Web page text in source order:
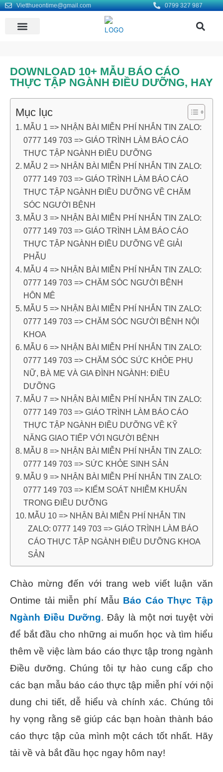
Vietthueontime@gmail.com 0799 327 987
DOWNLOAD 10+ MẪU BÁO CÁO
THỰC TẬP NGÀNH ĐIỀU DƯỠNG, HAY
Mục lục
MẪU 1 => NHẬN BÀI MIỄN PHÍ NHẮN TIN ZALO:
0777 149 703 => GIÁO TRÌNH LÀM BÁO CÁO
THỰC TẬP NGÀNH ĐIỀU DƯỠNG
MẪU 2 => NHẬN BÀI MIỄN PHÍ NHẮN TIN ZALO:
0777 149 703 => GIÁO TRÌNH LÀM BÁO CÁO
THỰC TẬP NGÀNH ĐIỀU DƯỠNG VỀ CHĂM
SÓC NGƯỜI BỆNH
MẪU 3 => NHẬN BÀI MIỄN PHÍ NHẮN TIN ZALO:
0777 149 703 => GIÁO TRÌNH LÀM BÁO CÁO
THỰC TẬP NGÀNH ĐIỀU DƯỠNG VỀ GIẢI
PHẪU
MẪU 4 => NHẬN BÀI MIỄN PHÍ NHẮN TIN ZALO:
0777 149 703 => CHĂM SÓC NGƯỜI BỆNH
HÔN MÊ
MẪU 5 => NHẬN BÀI MIỄN PHÍ NHẮN TIN ZALO:
0777 149 703 => CHĂM SÓC NGƯỜI BỆNH NỘI
KHOA
MẪU 6 => NHẬN BÀI MIỄN PHÍ NHẮN TIN ZALO:
0777 149 703 => CHĂM SÓC SỨC KHỎE PHỤ
NỮ, BÀ MẸ VÀ GIA ĐÌNH NGÀNH: ĐIỀU
DƯỠNG
MẪU 7 => NHẬN BÀI MIỄN PHÍ NHẮN TIN ZALO:
0777 149 703 => GIÁO TRÌNH LÀM BÁO CÁO
THỰC TẬP NGÀNH ĐIỀU DƯỠNG VỀ KỸ
NĂNG GIAO TIẾP VỚI NGƯỜI BỆNH
MẪU 8 => NHẬN BÀI MIỄN PHÍ NHẮN TIN ZALO:
0777 149 703 => SỨC KHỎE SINH SẢN
MẪU 9 => NHẬN BÀI MIỄN PHÍ NHẮN TIN ZALO:
0777 149 703 => KIỂM SOÁT NHIỄM KHUẨN
TRONG ĐIỀU DƯỠNG
MẪU 10 => NHẬN BÀI MIỄN PHÍ NHẮN TIN
ZALO: 0777 149 703 => GIÁO TRÌNH LÀM BÁO
CÁO THỰC TẬP NGÀNH ĐIỀU DƯỠNG KHOA
SẢN
Chào mừng đến với trang web viết luận văn
Ontime tải miễn phí Mẫu Báo Cáo Thực Tập
Ngành Điều Dưỡng. Đây là một nơi tuyệt vời
để bắt đầu cho những ai muốn học và tìm hiểu
thêm về việc làm báo cáo thực tập trong ngành
Điều dưỡng. Chúng tôi tự hào cung cấp cho
các bạn mẫu báo cáo thực tập miễn phí với nội
dung chi tiết, dễ hiểu và chính xác. Chúng tôi
hy vọng rằng sẽ giúp các bạn hoàn thành báo
cáo thực tập của mình một cách tốt nhất. Hãy
tải về và bắt đầu học ngay hôm nay!